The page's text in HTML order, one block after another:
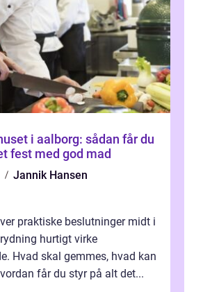
i aalborg: sådan får du
fest med god mad
Jannik Hansen
praktiske beslutninger midt i
hurtigt virke
Hvad skal gemmes, hvad kan
får du styr på alt det...